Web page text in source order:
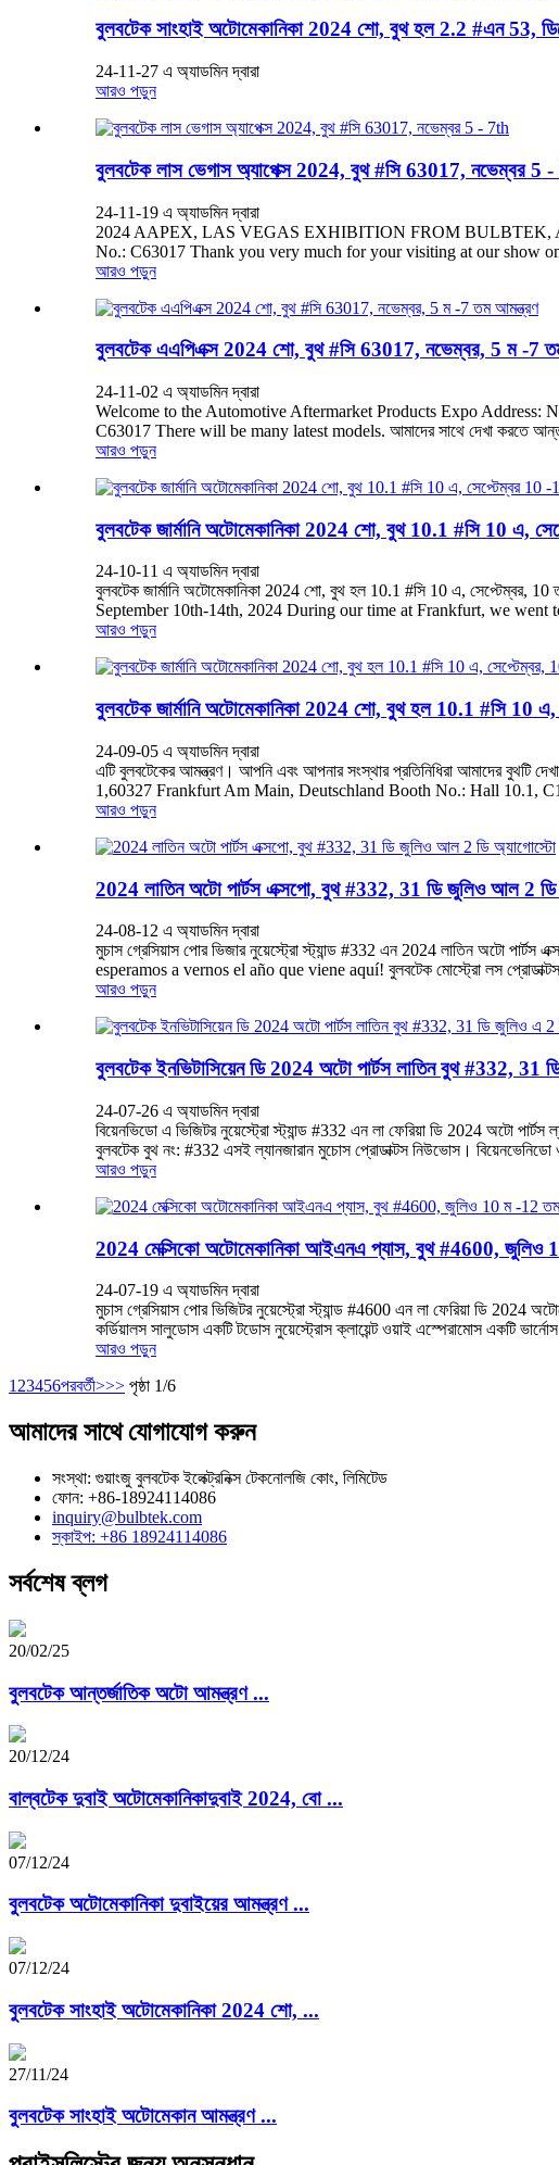
বুলবটেক সাংহাই অটোমেকানিকা 2024 শো, বুথ হল 2.2 #এন 53,
24-11-27 এ অ্যাডমিন দ্বারা
আরও পড়ুন
বুলবটেক লাস ভেগাস অ্যাপেক্স 2024, বুথ #সি 63017, নভেম্বর 5
24-11-19 এ অ্যাডমিন দ্বারা
2024 AAPEX, LAS VEGAS EXHIBITION FROM BULBTEK,
No.: C63017 Thank you very much for your visiting at our show on Las
আরও পড়ুন
বুলবটেক এএপিএক্স 2024 শো, বুথ #সি 63017, নভেম্বর, 5 ম -7
24-11-02 এ অ্যাডমিন দ্বারা
Welcome to the Automotive Aftermarket Products Expo Address:
C63017 There will be many latest models. আমাদের সাথে দেখা
আরও পড়ুন
বুলবটেক জার্মানি অটোমেকানিকা 2024 শো, বুথ 10.1 #সি 10 এ,
24-10-11 এ অ্যাডমিন দ্বারা
বুলবটেক জার্মানি অটোমেকানিকা 2024 শো, বুথ হল 10.1 #সি 10 এ,
September 10th-14th, 2024 During our time at Frankfurt, we went
আরও পড়ুন
বুলবটেক জার্মানি অটোমেকানিকা 2024 শো, বুথ হল 10.1 #সি 10
24-09-05 এ অ্যাডমিন দ্বারা
এটি বুলবটেকের আমন্ত্রণ। আপনি এবং আপনার সংস্থার প্রতিনিধিরা আমাদের
1,60327 Frankfurt Am Main, Deutschland Booth No.: Hall 10.1,
আরও পড়ুন
2024 লাতিন অটো পার্টস এক্সপো, বুথ #332, 31 ডি জুলিও আল 2 ডি
24-08-12 এ অ্যাডমিন দ্বারা
মুচাস গ্রেসিয়াস পোর ভিজার নুয়েস্ট্রো স্ট্যান্ড #332 এন 2024 লাতিন অটো
esperamos a vernos el año que viene aquí! বুলবটেক মোস্ট্রো লস প্রোডাক্টস
আরও পড়ুন
বুলবটেক ইনভিটাসিয়েন ডি 2024 অটো পার্টস লাতিন বুথ #332, 31
24-07-26 এ অ্যাডমিন দ্বারা
বিয়েনভিডো এ ভিজিটর নুয়েস্ট্রো স্ট্যান্ড #332 এন লা ফেরিয়া ডি 2024 অটো
বুলবটেক বুথ নং: #332 এসই ল্যানজারান মুচোস প্রোডাক্টস নিউভোস।
আরও পড়ুন
2024 মেক্সিকো অটোমেকানিকা আইএনএ প্যাস, বুথ #4600, জুলিও
24-07-19 এ অ্যাডমিন দ্বারা
মুচাস গ্রেসিয়াস পোর ভিজিটর নুয়েস্ট্রো স্ট্যান্ড #4600 এন লা ফেরিয়া ডি
কর্ডিয়ালস সালুডোস একটি টডোস নুয়েস্ট্রোস ক্লায়েন্ট ওয়াই এস্পেরামোস একটি
আরও পড়ুন
1 23456পরবর্তী>>> পৃষ্ঠা 1/6
আমাদের সাথে যোগাযোগ করুন
সংস্থা: গুয়াংজু বুলবটেক ইলেক্ট্রনিক্স টেকনোলজি কোং, লিমিটেড
ফোন: +86-18924114086
inquiry@bulbtek.com
স্কাইপ: +86 18924114086
সর্বশেষ ব্লগ
20/02/25
বুলবটেক আন্তর্জাতিক অটো আমন্ত্রণ ...
20/12/24
বাল্বটেক দুবাই অটোমেকানিকাদুবাই 2024, বো ...
07/12/24
বুলবটেক অটোমেকানিকা দুবাইয়ের আমন্ত্রণ ...
07/12/24
বুলবটেক সাংহাই অটোমেকানিকা 2024 শো, ...
27/11/24
বুলবটেক সাংহাই অটোমেকান আমন্ত্রণ ...